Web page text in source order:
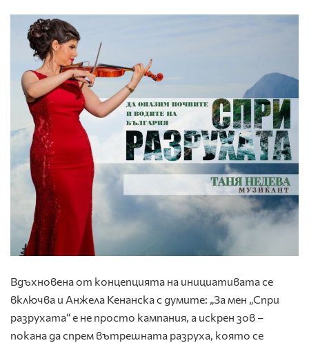
Вдъхновена от концепцията на инициативата се
включва и Анжела Кенанска с думите: „За мен „Спри
разрухата“ е не просто кампания, а искрен зов –
покана да спрем вътрешната разруха, която се